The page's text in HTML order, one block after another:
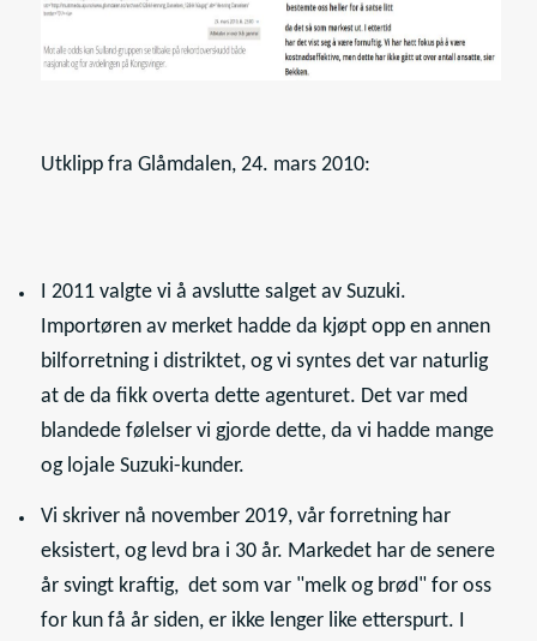
Utklipp fra Glåmdalen, 24. mars 2010:
I 2011 valgte vi å avslutte salget av Suzuki.
Importøren av merket hadde da kjøpt opp en annen
bilforretning i distriktet, og vi syntes det var naturlig
at de da fikk overta dette agenturet. Det var med
blandede følelser vi gjorde dette, da vi hadde mange
og lojale Suzuki-kunder.
Vi skriver nå november 2019, vår forretning har
eksistert, og levd bra i 30 år. Markedet har de senere
år svingt kraftig, det som var "melk og brød" for oss
for kun få år siden, er ikke lenger like etterspurt. I